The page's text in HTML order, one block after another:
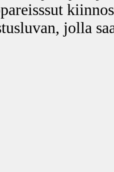
jolla